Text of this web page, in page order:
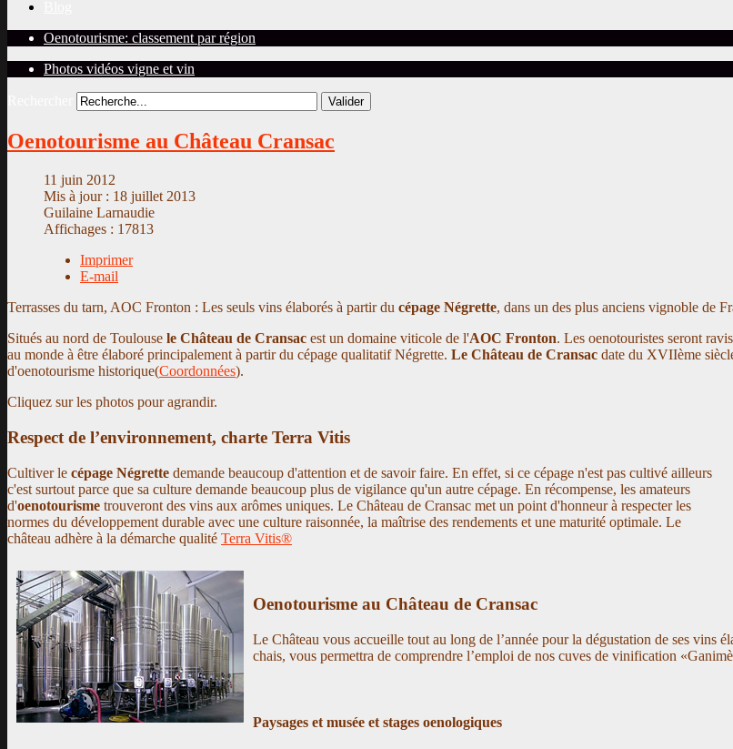
Oenotourisme: classement par région
Photos vidéos vigne et vin
Valider
Oenotourisme au Château Cransac
11 juin 2012
Mis à jour : 18 juillet 2013
Guilaine Larnaudie
Affichages : 17813
Imprimer
E-mail
Terrasses du tarn, AOC Fronton : Les seuls vins élaborés à partir du cépage Négrette, dans un des plus anciens vignoble de
Situés au nord de Toulouse le Château de Cransac est un domaine viticole de l'AOC Fronton. Les oenotouristes seront
au monde à être élaboré principalement à partir du cépage qualitatif Négrette. Le Château de Cransac date du XVIIème
d'oenotourisme historique(Coordonnées).
Cliquez sur les photos pour agrandir.
Respect de l’environnement, charte Terra Vitis
Cultiver le cépage Négrette demande beaucoup d'attention et de savoir faire. En effet, si ce cépage n'est pas cultivé ailleurs
c'est surtout parce que sa culture demande beaucoup plus de vigilance qu'un autre cépage. En récompense, les amateurs
d'oenotourisme trouveront des vins aux arômes uniques. Le Château de Cransac met un point d'honneur à respecter les
normes du développement durable avec une culture raisonnée, la maîtrise des rendements et une maturité optimale. Le
château adhère à la démarche qualité Terra Vitis®
Oenotourisme au Château de Cransac
Le Château vous accueille tout au long de l’année pour la dégustation de ses vins
chais, vous permettra de comprendre l’emploi de nos cuves de vinification
Paysages et musée et stages oenologiques